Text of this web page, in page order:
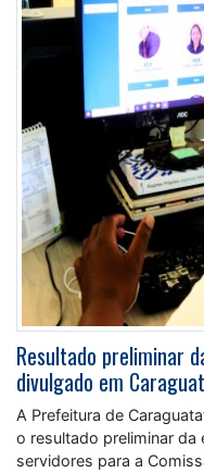
Resultado preliminar
divulgado em
A Prefeitura de
o resultado preliminar
servidores para a